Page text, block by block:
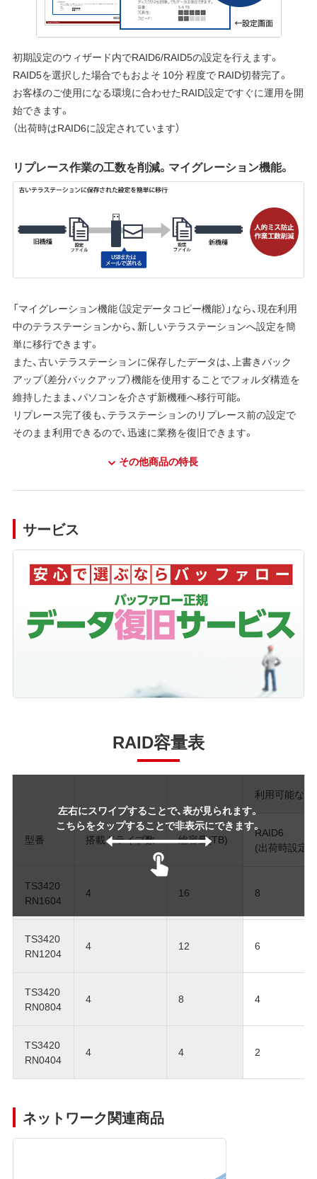
初期設定のウィザード内でRAID6/RAID5の設定を行えます。
RAID5を選択した場合でもおよそ 10分 程度で RAID切替完了。
お客様のご使用になる環境に合わせたRAID設定ですぐに運用を開
始できます。
（出荷時はRAID6に設定されています）
リプレース作業の工数を削減。マイグレーション機能。
「マイグレーション機能（設定データコピー機能）」なら、現在利用
中のテラステーションから、新しいテラステーションへ設定を簡
単に移行できます。
また、古いテラステーションに保存したデータは、上書きバック
アップ（差分バックアップ）機能を使用することでフォルダ構造を
維持したまま、パソコンを介さず新機種へ移行可能。
リプレース完了後も、テラステーションのリプレース前の設定で
そのまま利用できるので、迅速に業務を復旧できます。
その他商品の特長
サービス
RAID容量表
左右にスワイプすることで、表が見られます。
こちらをタップすることで非表示にできます。
利用可能な
型番 搭載ドライブ数 総容量(TB)
RAID6
(出荷時設定)
TS3420
RN1604
4 16 8
TS3420
RN1204
4 12 6
TS3420
RN0804
4 8 4
TS3420
RN0404
4 4 2
ネットワーク関連商品